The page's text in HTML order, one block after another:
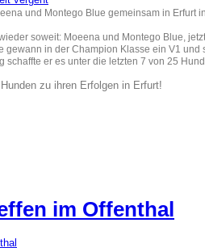
und Montego Blue gemeinsam in
soweit: Moeena und Montego Blue,
gewann in der Champion Klasse ein V1
schaffte er es unter die letzten 7 von 25
zu ihren Erfolgen in Erfurt!
im Offenthal